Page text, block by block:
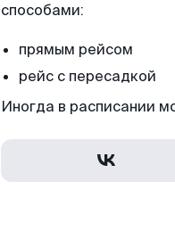
способами:
прямым рейсом
рейс с пересадкой
Иногда в расписании